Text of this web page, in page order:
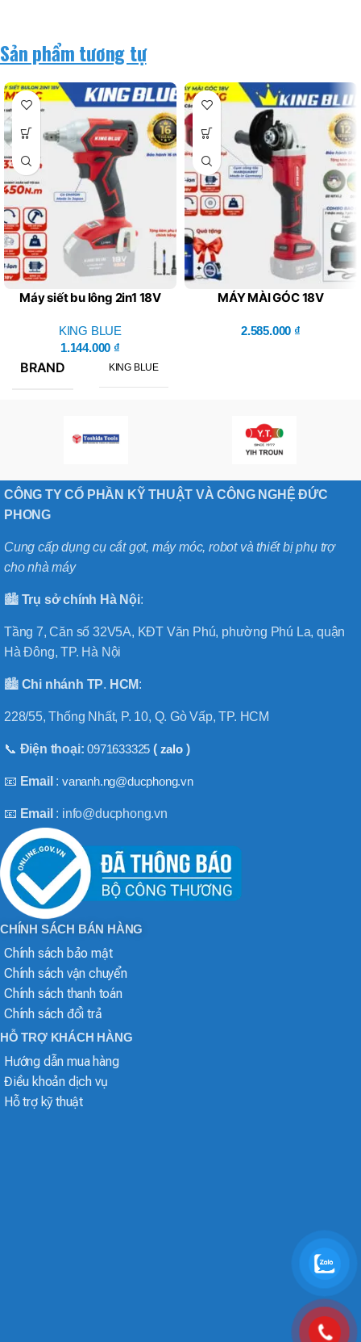
Sản phẩm tương tự
Máy siết bu lông 2in1 18V
Chưa Bao Gồm Pin, Sạc)
KING BLUE
1.144.000 ₫
BRAND KING BLUE
MÁY MÀI GÓC 18V
1 Thân Máy, 1 Pin, 1 Sạc)
2.585.000 ₫
CÔNG TY CỔ PHẦN KỸ THUẬT VÀ CÔNG NGHỆ ĐỨC
PHONG
Cung cấp dụng cụ cắt gọt, máy móc, robot và thiết bị phụ trợ
cho nhà máy
🏙️ Trụ sở chính Hà Nội:
Tầng 7, Căn số 32V5A, KĐT Văn Phú, phường Phú La, quận
Hà Đông, TP. Hà Nội
🏙️ Chi nhánh TP. HCM:
228/55, Thống Nhất, P. 10, Q. Gò Vấp, TP. HCM
📞 Điện thoại:0971633325 ( zalo)
📧 Email :vananh.ng@ducphong.vn
📧 Email : info@ducphong.vn
CHÍNH SÁCH BÁN HÀNG
Chính sách bảo mật
Chính sách vận chuyển
Chính sách thanh toán
Chính sách đổi trả
HỖ TRỢ KHÁCH HÀNG
Hướng dẫn mua hàng
Điều khoản dịch vụ
Hỗ trợ kỹ thuật